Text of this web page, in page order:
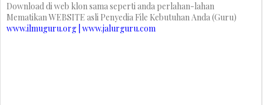
Download di web klon sama seperti anda perlahan-lahan
Mematikan WEBSITE asli Penyedia File Kebutuhan Anda (Guru)
www.ilmuguru.org | www.jalurguru.com